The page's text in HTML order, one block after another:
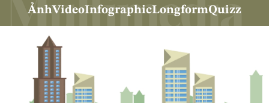
ẢnhVideoInfographicLongformQuizz